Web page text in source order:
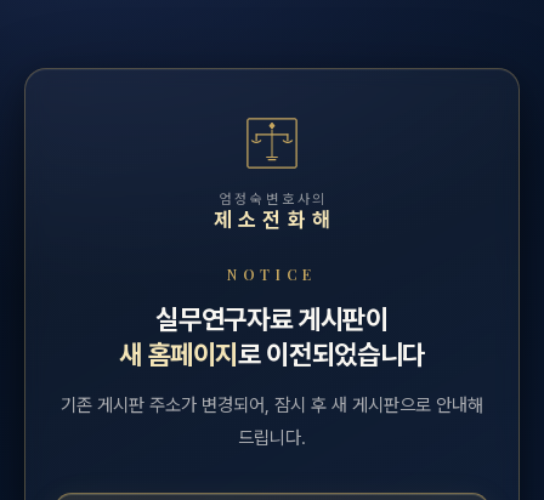
엄정숙변호사의
제소전화해
NOTICE
실무연구자료 게시판이
새 홈페이지 로 이전되었습니다
기존 게시판 주소가 변경되어, 잠시 후 새 게시판으로 안내해
드립니다.